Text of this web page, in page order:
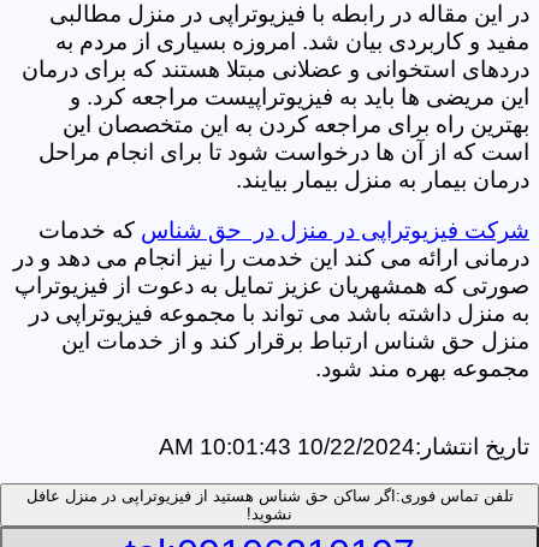
در این مقاله در رابطه با فیزیوتراپی در منزل مطالبی
مفید و کاربردی بیان شد. امروزه بسیاری از مردم به
دردهای استخوانی و عضلانی مبتلا هستند که برای درمان
این مریضی ها باید به فیزیوتراپیست مراجعه کرد. و
بهترین راه برای مراجعه کردن به این متخصصان این
است که از آن ها درخواست شود تا برای انجام مراحل
درمان بیمار به منزل بیمار بیایند.
شرکت فیزیوتراپی در منزل در حق شناس که خدمات
درمانی ارائه می کند این خدمت را نیز انجام می دهد و در
صورتی که همشهریان عزیز تمایل به دعوت از فیزیوتراپ
به منزل داشته باشد می تواند با مجموعه فیزیوتراپی در
منزل حق شناس ارتباط برقرار کند و از خدمات این
مجموعه بهره مند شود.
تاریخ انتشار:10/22/2024 10:01:43 AM
تلفن تماس فوری: اگر ساکن حق شناس هستید از فیزیوتراپی در منزل عافل
نشوید!